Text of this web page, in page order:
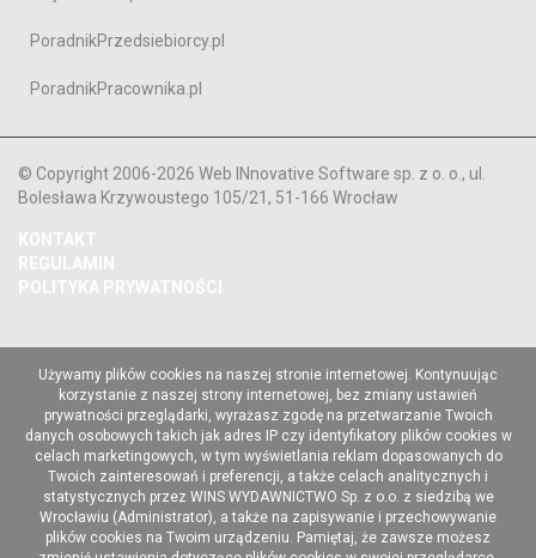
PoradnikPrzedsiebiorcy.pl
PoradnikPracownika.pl
© Copyright 2006-2026 Web INnovative Software sp. z o. o., ul.
Bolesława Krzywoustego 105/21, 51-166 Wrocław
KONTAKT
REGULAMIN
POLITYKA PRYWATNOŚCI
Używamy plików cookies na naszej stronie internetowej. Kontynuując
korzystanie z naszej strony internetowej, bez zmiany ustawień
prywatności przeglądarki, wyrażasz zgodę na przetwarzanie Twoich
danych osobowych takich jak adres IP czy identyfikatory plików cookies w
celach marketingowych, w tym wyświetlania reklam dopasowanych do
Twoich zainteresowań i preferencji, a także celach analitycznych i
statystycznych przez WINS WYDAWNICTWO Sp. z o.o. z siedzibą we
Wrocławiu (Administrator), a także na zapisywanie i przechowywanie
plików cookies na Twoim urządzeniu. Pamiętaj, że zawsze możesz